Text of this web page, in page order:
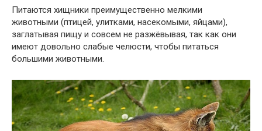
Питаются хищники преимущественно мелкими
животными (птицей, улитками, насекомыми, яйцами),
заглатывая пищу и совсем не разжёвывая, так как они
имеют довольно слабые челюсти, чтобы питаться
большими животными.